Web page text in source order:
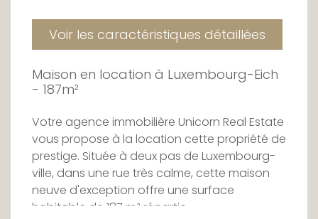
Voir les caractéristiques détaillées
Maison en location à Luxembourg-Eich
- 187m²
Votre agence immobilière Unicorn Real Estate
vous propose à la location cette propriété de
prestige. Située à deux pas de Luxembourg-
ville, dans une rue très calme, cette maison
neuve d'exception offre une surface
habitable de 187 m² répartie